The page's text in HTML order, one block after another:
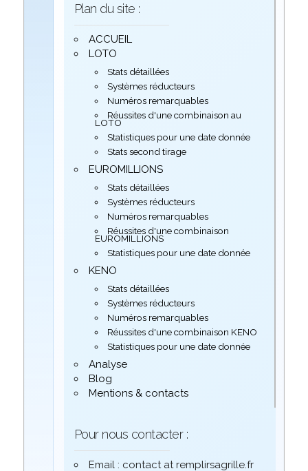
Plan du site :
ACCUEIL
LOTO
Stats détaillées
Systèmes réducteurs
Numéros remarquables
Réussites d'une combinaison au
LOTO
Statistiques pour une date donnée
Stats second tirage
EUROMILLIONS
Stats détaillées
Systèmes réducteurs
Numéros remarquables
Réussites d'une combinaison
EUROMILLIONS
Statistiques pour une date donnée
KENO
Stats détaillées
Systèmes réducteurs
Numéros remarquables
Réussites d'une combinaison KENO
Statistiques pour une date donnée
Analyse
Blog
Mentions & contacts
Pour nous contacter :
Email : contact at remplirsagrille.fr